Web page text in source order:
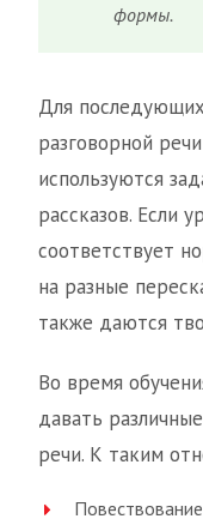
формы.
Для
разговорной
используются
рассказов. Если
соответствует
на разные
также даются
Во время
давать
речи. К таким